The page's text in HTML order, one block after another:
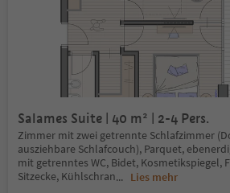
Salames Suite | 40 m² | 2-4 Pers.
Zimmer mit zwei getrennte Schlafzimmer
ausziehbare Schlafcouch), Parquet,
mit getrenntes WC, Bidet, Kosmetikspiegel,
Sitzecke, Kühlschran... Lies mehr